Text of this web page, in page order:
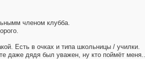
членом клубба.
Есть в очках и типа школьницы / училки.
даже дядя был уважен, ну кто поймёт